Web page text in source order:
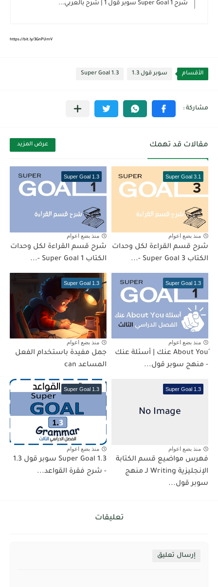
شرح Super Goal 1 سوبر قول 1 | شرح بالعربي...
https://bit.ly/3GnPUmV
الأقسام سوبر قول 1.3 Super Goal 1.3
مقالات قد تهمك عرض المزيد
Super Goal 3.1
منذ بضع اعوام
شرح قسم القراءة لكل وحدات
الكتاب Super Goal 3 -...
Super Goal 1.3
منذ بضع اعوام
شرح قسم القراءة لكل وحدات
الكتاب Super Goal 1 -...
Super Goal 1.3
منذ بضع اعوام
ِAbout You عنك | أسئلة عنك
- منهج سوبر قول...
Super Goal 1.3
منذ بضع اعوام
جمل مفيدة باستخدام الفعل
المساعد can
Super Goal 1.3
منذ بضع اعوام
فهرس مواضيع قسم الكتابة
الإنجليزية Writing لـ منهج
سوبر قول...
Super Goal 1.3
منذ بضع اعوام
Super Goal 1.3 سوبر قول 1.3
- شرح فقرة القواعد...
تعليقات
إرسال تعليق